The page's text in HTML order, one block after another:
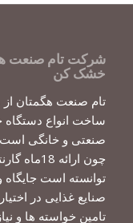
شرکت تام صنعت
خشک کن
تام صنعت هگمتان از
ساخت انواع
صنعتی و خانگی است
توانسته است
صنایع غذایی در
تامین خواسته ها و